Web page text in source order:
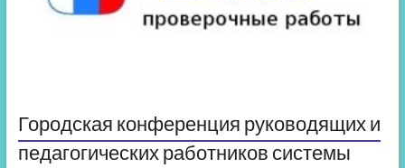
Городская конференция руководящих и
педагогических работников системы